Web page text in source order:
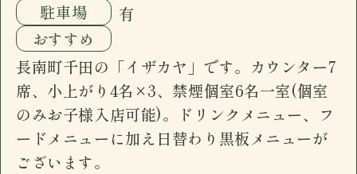
駐車場
有
おすすめ
長南町千田の「イザカヤ」です。カウンター7
席、小上がり4名×3、禁煙個室6名一室(個室
のみお子様入店可能)。ドリンクメニュー、フ
ードメニューに加え日替わり黒板メニューが
ございます。